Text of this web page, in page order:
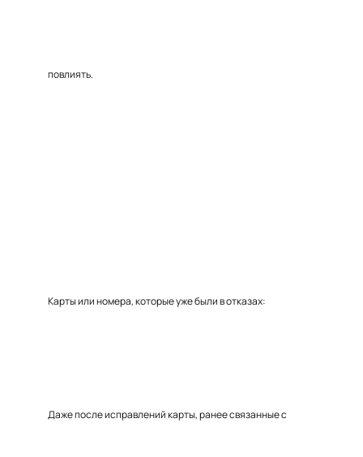
повлиять.
Карты или номера, которые уже были в отказах:
Даже после исправлений карты, ранее связанные с